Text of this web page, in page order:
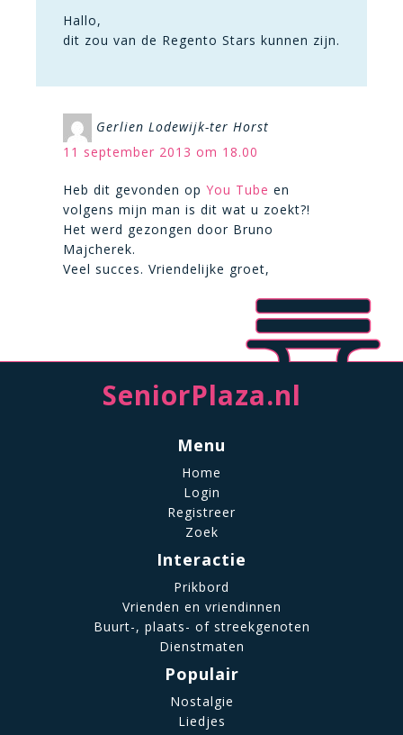
Hallo,
dit zou van de Regento Stars kunnen zijn.
Gerlien Lodewijk-ter Horst
11 september 2013 om 18.00
Heb dit gevonden op You Tube en
volgens mijn man is dit wat u zoekt?!
Het werd gezongen door Bruno
Majcherek.
Veel succes. Vriendelijke groet,
SeniorPlaza.nl
Menu
Home
Login
Registreer
Zoek
Interactie
Prikbord
Vrienden en vriendinnen
Buurt-, plaats- of streekgenoten
Dienstmaten
Populair
Nostalgie
Liedjes